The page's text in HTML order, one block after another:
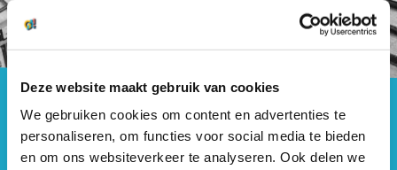
Deze website maakt gebruik van cookies
We gebruiken cookies om content en advertenties te
personaliseren, om functies voor social media te bieden
en om ons websiteverkeer te analyseren. Ook delen we
Voor organisaties
Contact
Bel ons Mail ons
Terug naar Contact
Bedankt voor je bericht, wij proberen zo snel mogelijk